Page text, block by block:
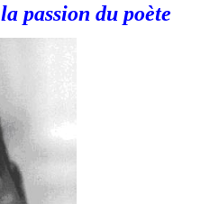
la passion du poète